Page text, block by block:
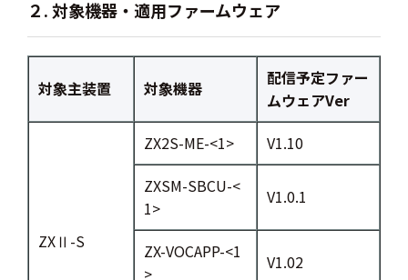
２. 対象機器・適用ファームウェア
対象主装置 対象機器
配信予定ファー
ムウェアVer
ZXⅡ-S
ZX2S-ME-<1>
V1.10
ZXSM-SBCU-<
1>
V1.0.1
ZX-VOCAPP-<1
>
V1.02